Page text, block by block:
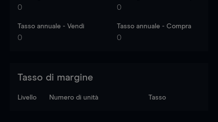
0 0
Tasso annuale - Vendi
0
Tasso annuale - Compra
0
Tasso di margine
Livello Numero di unità Tasso